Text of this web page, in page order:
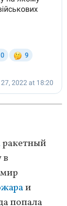
ракетный
в
и
попала